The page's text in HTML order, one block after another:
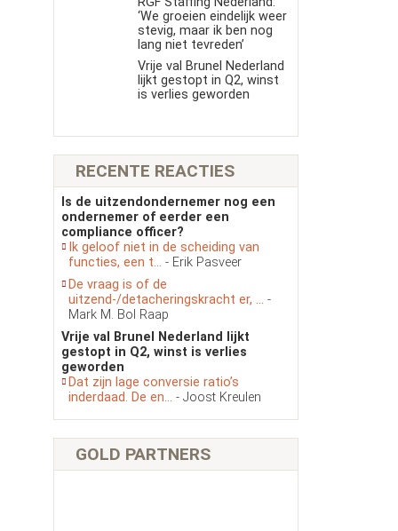
‘We groeien eindelijk weer
stevig, maar ik ben nog
lang niet tevreden’
Vrije val Brunel Nederland
lijkt gestopt in Q2, winst
is verlies geworden
RECENTE REACTIES
Is de uitzendondernemer nog een
ondernemer of eerder een
compliance officer?
Ik geloof niet in de scheiding van
functies, een t... - Erik Pasveer
De vraag is of de
uitzend-/detacheringskracht er, ... -
Mark M. Bol Raap
Vrije val Brunel Nederland lijkt
gestopt in Q2, winst is verlies
geworden
Dat zijn lage conversie ratio’s
inderdaad. De en... - Joost Kreulen
GOLD PARTNERS